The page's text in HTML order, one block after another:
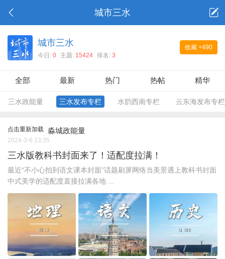
城市三水
收藏 +490
城市三水
今日: 0 主题: 15424 排名: 3
全部 最新 热门 热帖 精华
三水政能量 三水发布专栏 水韵西南专栏 云东海发布专栏
点击重新加载 淼城政能量
2024-3-6 13:35
三水版教科书封面来了！适配度拉满！
最近“不小心拍到语文课本封面”话题刷屏网络当美景遇上教科书封面
中式美学的适配度直接拉满各地 ...